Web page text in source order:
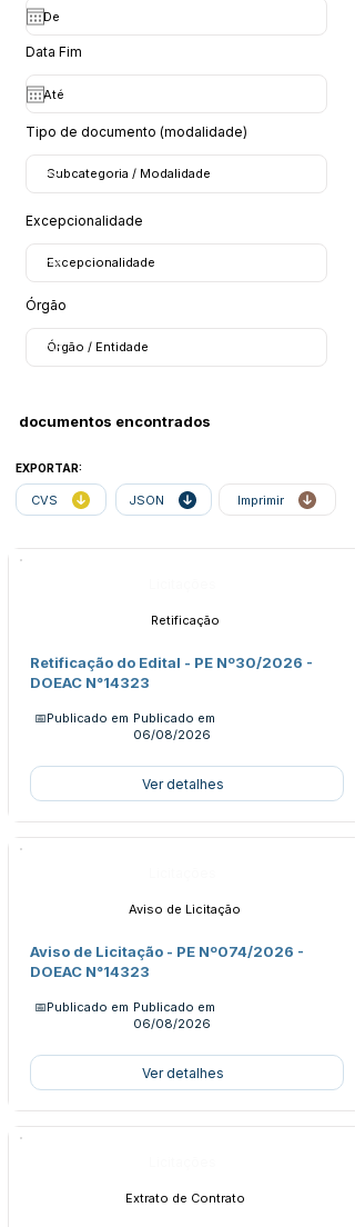
Data Fim
Tipo de documento (modalidade)
Excepcionalidade
Órgão
documentos encontrados
EXPORTAR:
CVS JSON Imprimir
Retificação
Retificação do Edital - PE Nº30/2026 -
DOEAC N°14323
📅Publicado em Publicado em
06/08/2026
Ver detalhes
Aviso de Licitação
Aviso de Licitação - PE Nº074/2026 -
DOEAC N°14323
📅Publicado em Publicado em
06/08/2026
Ver detalhes
Extrato de Contrato